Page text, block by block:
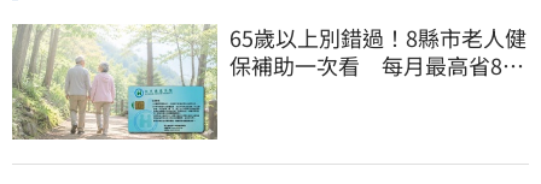
65歲以上別錯過！8縣市老人健
保補助一次看 每月最高省826